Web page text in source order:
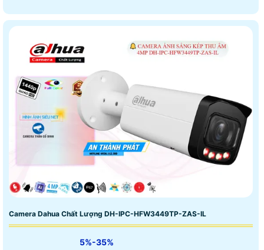
Camera Dahua Chất Lượng DH-IPC-HFW3449TP-ZAS-IL
5%-35%